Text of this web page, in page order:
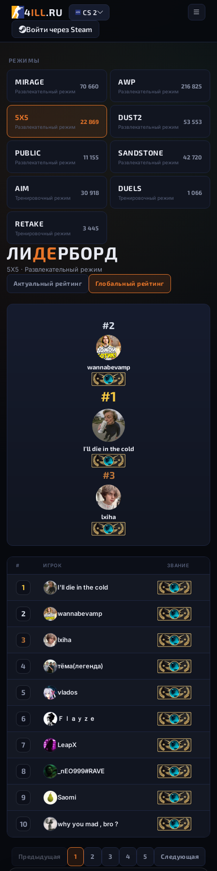
4ILL.RU CS 2
Войти через Steam
РЕЖИМЫ
MIRAGE
Развлекательный режим
70 660 AWP
Развлекательный режим
216 825
5X5
Развлекательный режим
22 869 DUST2
Развлекательный режим
53 553
PUBLIC
Развлекательный режим
11 155 SANDSTONE
Развлекательный режим
42 720
AIM
Тренировочный режим
30 918 DUELS
Тренировочный режим
1 066
RETAKE
Тренировочный режим
3 445
ЛИДЕРБОРД
5X5 · Развлекательный режим
Актуальный рейтинг
Глобальный рейтинг
#2
wannabevamp
#1
I'll die in the cold
#3
lxiha
# ИГРОК ЗВАНИЕ
1 I'll die in the cold
2 wannabevamp
3 lxiha
4 тёма(легенда)
5 vlados
6 Ｆｌａｙｚｅ
7 LeapX
8 _nEO999#RAVE
9 Saomi
10 why you mad , bro ?
Предыдущая 1 2 3 4 5 Следующая